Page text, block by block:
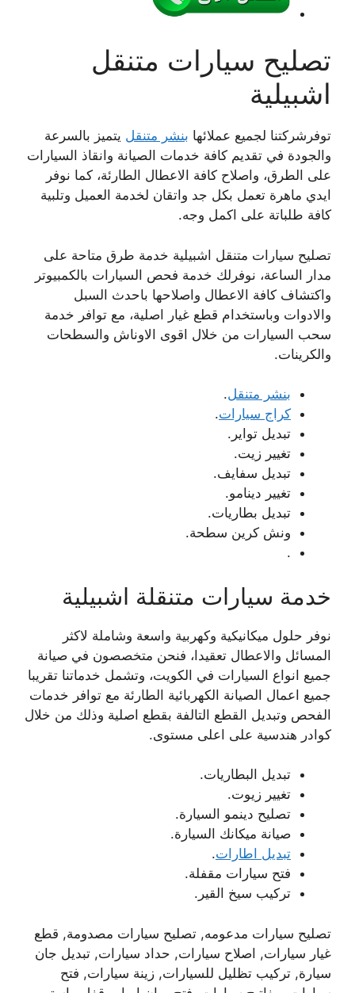
تصليح سيارات متنقل
اشبيلية
توفرشركتنا لجميع عملائها بنشر متنقل يتميز بالسرعة
والجودة في تقديم كافة خدمات الصيانة وانقاذ السيارات
على الطرق، واصلاح كافة الاعطال الطارئة، كما نوفر
ايدي ماهرة تعمل بكل جد واتقان لخدمة العميل وتلبية
كافة طلباتة على اكمل وجه.
تصليح سيارات متنقل اشبيلية خدمة طرق متاحة على
مدار الساعة، نوفرلك خدمة فحص السيارات بالكمبيوتر
واكتشاف كافة الاعطال واصلاحها باحدث السبل
والادوات وباستخدام قطع غيار اصلية، مع توافر خدمة
سحب السيارات من خلال اقوى الاوناش والسطحات
والكرينات.
بنشر متنقل.
كراج سيارات.
تبديل تواير.
تغيير زيت.
تبديل سفايف.
تغيير دينامو.
تبديل بطاريات.
ونش كرين سطحة.
.
خدمة سيارات متنقلة اشبيلية
نوفر حلول ميكانيكية وكهربية واسعة وشاملة لاكثر
المسائل والاعطال تعقيدا، فنحن متخصصون في صيانة
جميع انواع السيارات في الكويت، وتشمل خدماتنا تقريبا
جميع اعمال الصيانة الكهربائية الطارئة مع توافر خدمات
الفحص وتبديل القطع التالفة بقطع اصلية وذلك من خلال
كوادر هندسية على اعلى مستوى.
تبديل البطاريات.
تغيير زيوت.
تصليح دينمو السيارة.
صيانة ميكانك السيارة.
تبديل اطارات.
فتح سيارات مقفلة.
تركيب سيخ القير.
تصليح سيارات مدعومه, تصليح سيارات مصدومة, قطع
غيار سيارات, اصلاح سيارات, حداد سيارات, تبديل جان
سيارة, تركيب تظليل للسيارات, زينة سيارات, فتح